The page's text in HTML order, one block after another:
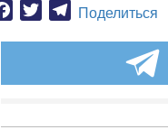
Facebook
TwitterTelegram
Поделиться